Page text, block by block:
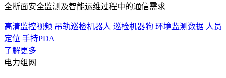
全断面安全监测及智能运维过程中的通信需求
高清监控视频 吊轨巡检机器人 巡检机器狗 环境监测数据 人员
定位 手持PDA
了解更多
电力组网